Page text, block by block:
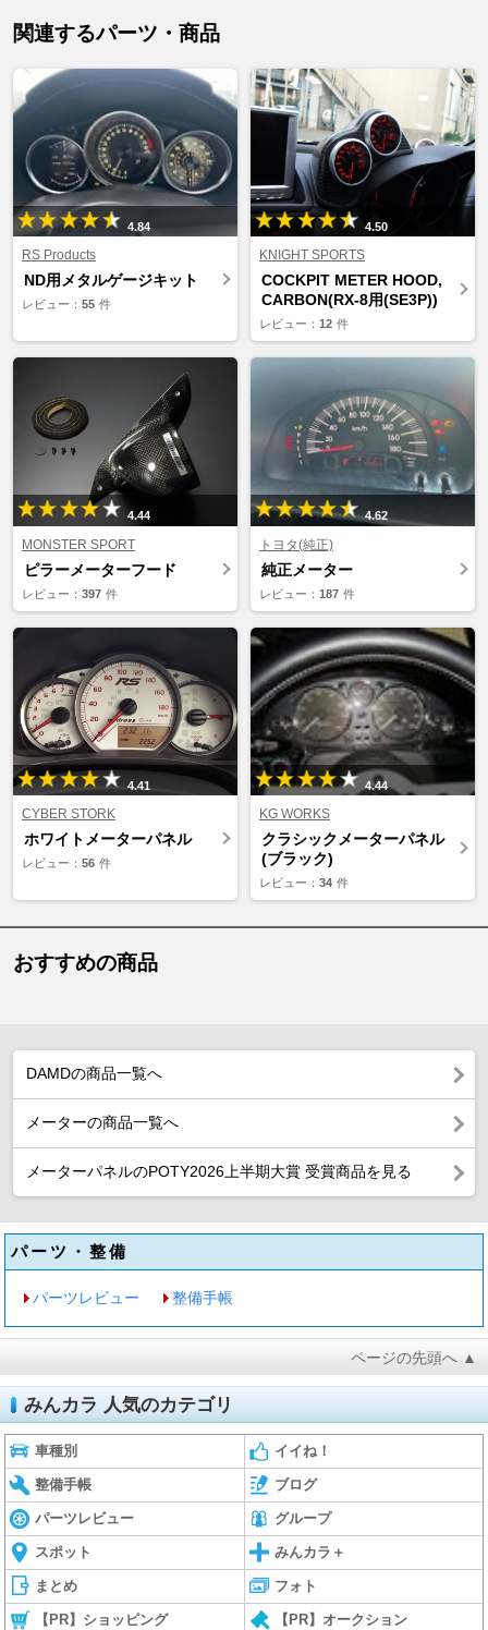
関連するパーツ・商品
4.84
RS Products
ND用メタルゲージキット
レビュー： 55 件
4.50
KNIGHT SPORTS
COCKPIT METER HOOD,
CARBON(RX-8用(SE3P))
レビュー： 12 件
4.44
MONSTER SPORT
ピラーメーターフード
レビュー： 397 件
4.62
トヨタ(純正)
純正メーター
レビュー： 187 件
4.41
CYBER STORK
ホワイトメーターパネル
レビュー： 56 件
4.44
KG WORKS
クラシックメーターパネル
(ブラック)
レビュー： 34 件
おすすめの商品
DAMDの商品一覧へ
メーターの商品一覧へ
メーターパネルのPOTY2026上半期大賞 受賞商品を見る
パーツ・整備
パーツレビュー 整備手帳
ページの先頭へ ▲
みんカラ 人気のカテゴリ
車種別 イイね！
整備手帳 ブログ
パーツレビュー グループ
スポット みんカラ＋
まとめ フォト
【PR】ショッピング 【PR】オークション